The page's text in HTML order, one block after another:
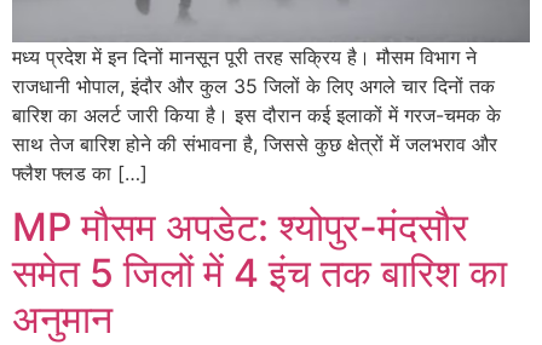
मध्य प्रदेश में इन दिनों मानसून पूरी तरह सक्रिय है। मौसम विभाग ने
राजधानी भोपाल, इंदौर और कुल 35 जिलों के लिए अगले चार दिनों तक
बारिश का अलर्ट जारी किया है। इस दौरान कई इलाकों में गरज-चमक के
साथ तेज बारिश होने की संभावना है, जिससे कुछ क्षेत्रों में जलभराव और
फ्लैश फ्लड का […]
MP मौसम अपडेट: श्योपुर-मंदसौर
समेत 5 जिलों में 4 इंच तक बारिश का
अनुमान